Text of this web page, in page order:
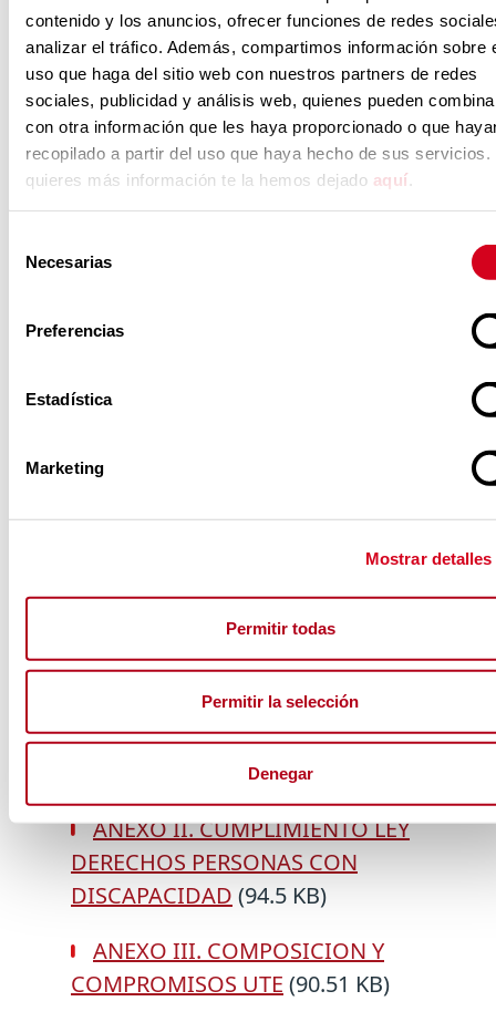
contenido y los anuncios, ofrecer funciones de redes
analizar el tráfico. Además, compartimos información sobre
uso que haga del sitio web con nuestros partners de redes
sociales, publicidad y análisis web, quienes pueden
con otra información que les haya proporcionado o que
recopilado a partir del uso que haya hecho de sus servicios.
quieres más información te la hemos dejado aquí
Necesarias
Preferencias
Estadística
Marketing
Mostrar detalles
Permitir todas
Permitir la selección
Denegar
ÁMBITO TERRITORIAL DE
PRESTACIÓN DEL SERVICIO
Castilla-La Mancha
Concurso público:WEB INSERTA
Fecha y hora límites de recepción de ofertas
julio de 2025, a las 14:00 horas(u hora insular
LOS LICITADORES DEBERÁN CONSULTAR EL
EFECTO DE CUMPLIR CON LOS
PLIEGO DE CONDICIONES GENERALES
Ribas Millanes
electrónico
FICHEROS CONVOCATORIA
PARTICULARES Y TÉCNICAS
KB)
ANEXO I. DECLARACIÓN PARA
CONTRATAR CON INSERTA EMPLEO
ANEXO II. CUMPLIMIENTO LEY
DERECHOS PERSONAS CON
DISCAPACIDAD (94.5 KB)
ANEXO III. COMPOSICION Y
COMPROMISOS UTE (90.51 KB)